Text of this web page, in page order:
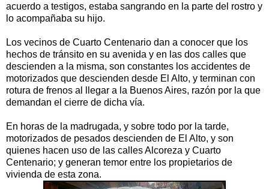
acuerdo a testigos, estaba sangrando en la parte del rostro y
lo acompañaba su hijo.
Los vecinos de Cuarto Centenario dan a conocer que los
hechos de tránsito en su avenida y en las dos calles que
descienden a la misma, son constantes los accidentes de
motorizados que descienden desde El Alto, y terminan con
rotura de frenos al llegar a la Buenos Aires, razón por la que
demandan el cierre de dicha vía.
En horas de la madrugada, y sobre todo por la tarde,
motorizados de pesados descienden de El Alto, y son
quienes hacen uso de las calles Alcoreza y Cuarto
Centenario; y generan temor entre los propietarios de
vivienda de esta zona.